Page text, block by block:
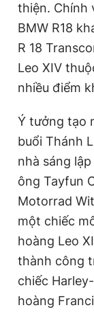
thiện. Chính
BMW R18
R 18
Leo XIV
nhiều điểm
Ý tưởng tạo
buổi Thánh
nhà sáng
ông Tayfun
Motorrad
một chiếc
hoàng Leo
thành công
chiếc
hoàng